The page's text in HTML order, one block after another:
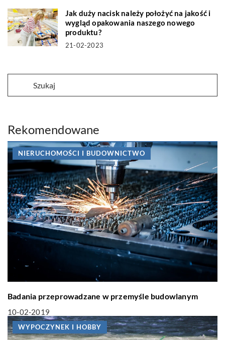
Jak duży nacisk należy położyć na jakość i
wygląd opakowania naszego nowego
produktu?
21-02-2023
Rekomendowane
NIERUCHOMOŚCI I BUDOWNICTWO
Badania przeprowadzane w przemyśle budowlanym
10-02-2019
WYPOCZYNEK I HOBBY